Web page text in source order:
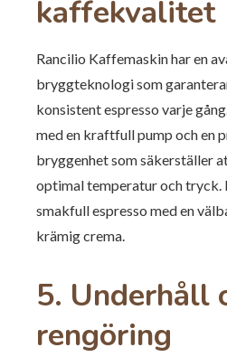
kaffekvalitet
Rancilio Kaffemaskin har en
bryggteknologi som
konsistent espresso varje
med en kraftfull pump och en
bryggenhet som säkerställer
optimal temperatur och tryck.
smakfull espresso med en
krämig crema.
5. Underhåll
rengöring